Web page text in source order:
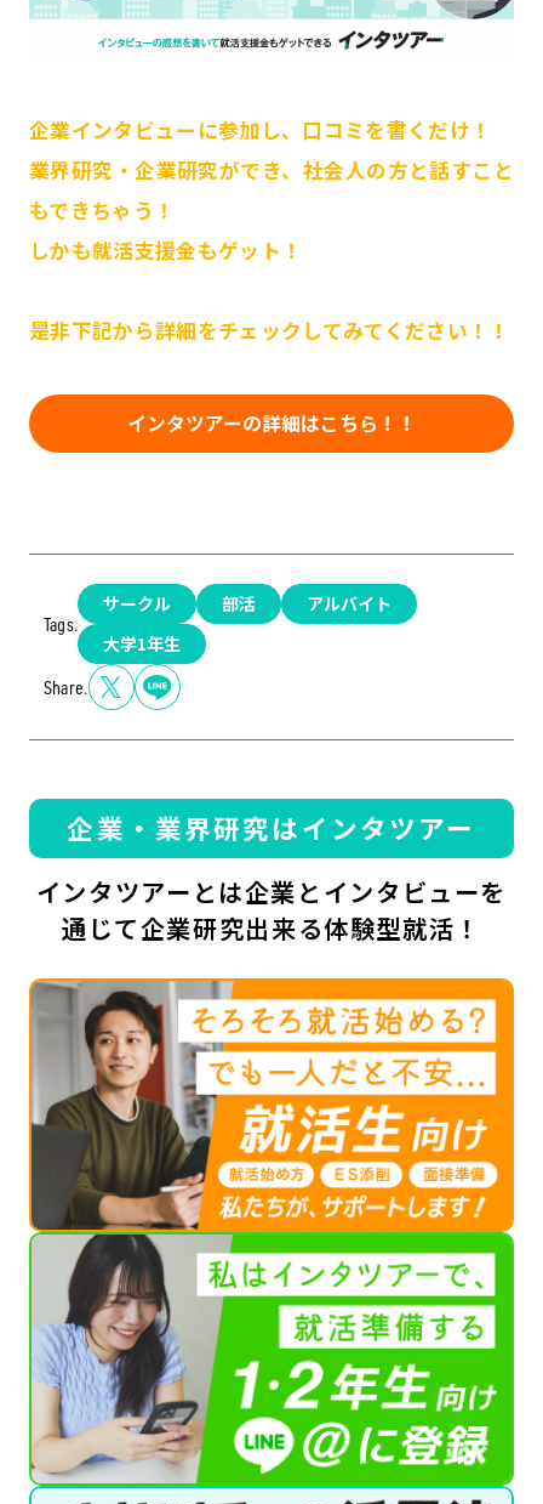
企業インタビューに参加し、口コミを書くだけ！
業界研究・企業研究ができ、社会人の方と話すこと
もできちゃう！
しかも就活支援金もゲット！
是非下記から詳細をチェックしてみてください！！
インタツアーの詳細はこちら！！
Tags.
サークル 部活
アルバイト
大学1年生
Share.
企業・業界研究はインタツアー
インタツアーとは企業とインタビューを
通じて企業研究出来る体験型就活！